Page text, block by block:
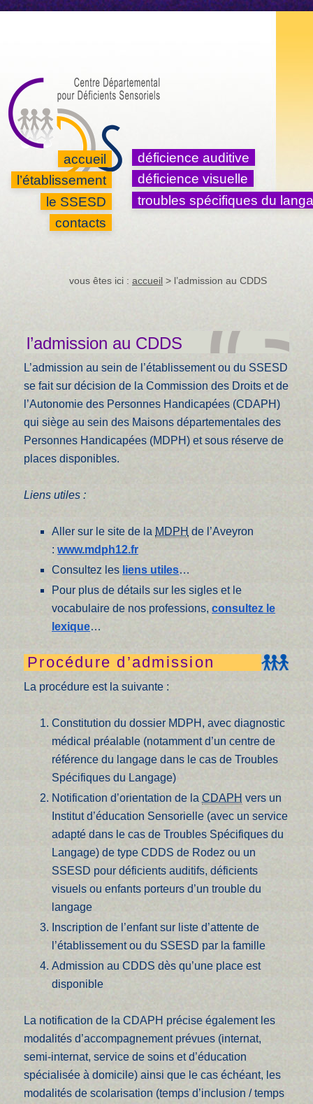
accueil
l’établissement
le SSESD
contacts
déficience auditive
déficience visuelle
troubles spécifiques du
vous êtes ici : accueil > l’admission au CDDS
l’admission au CDDS
L’admission au sein de l’établissement ou du SSESD
se fait sur décision de la Commission des Droits et de
l’Autonomie des Personnes Handicapées (CDAPH)
qui siège au sein des Maisons départementales des
Personnes Handicapées (MDPH) et sous réserve de
places disponibles.
Liens utiles :
Aller sur le site de la MDPH de l’Aveyron
:www.mdph12.fr
Consultez les liens utiles…
Pour plus de détails sur les sigles et le
vocabulaire de nos professions,consultez le
lexique…
Procédure d’admission
La procédure est la suivante :
Constitution du dossier MDPH, avec diagnostic
médical préalable (notamment d’un centre de
référence du langage dans le cas de Troubles
Spécifiques du Langage)
Notification d’orientation de laCDAPH vers un
Institut d’éducation Sensorielle (avec un service
adapté dans le cas de Troubles Spécifiques du
Langage) de type CDDS de Rodez ou un
SSESD pour déficients auditifs, déficients
visuels ou enfants porteurs d’un trouble du
langage
Inscription de l’enfant sur liste d’attente de
l’établissement ou du SSESD par la famille
Admission au CDDS dès qu’une place est
disponible
La notification de la CDAPH précise également les
modalités d’accompagnement prévues (internat,
semi-internat, service de soins et d’éducation
spécialisée à domicile) ainsi que le cas échéant, les
modalités de scolarisation (temps d’inclusion / temps